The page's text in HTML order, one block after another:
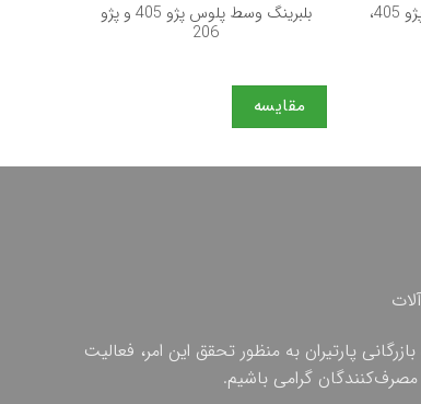
کاسه نمد كوچک پلوس پژو 405، بلبرینگ وسط پلوس پژو 405 و پژو
206
مقایسه
پارتیران به منظور تحقق این امر، فعالیت
گرامی باشیم.